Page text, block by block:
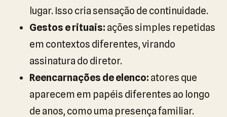
lugar. Isso cria sensação de continuidade.
Gestos e rituais: ações simples repetidas
em contextos diferentes, virando
assinatura do diretor.
Reencarnações de elenco: atores que
aparecem em papéis diferentes ao longo
de anos, como uma presença familiar.